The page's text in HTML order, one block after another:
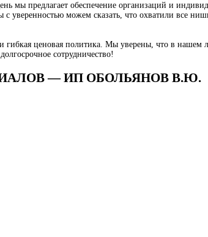
мы предлагает обеспечение организаций и
уверенностью можем сказать, что охватили все
гибкая ценовая политика. Мы уверены, что в
сотрудничество!
— ИП ОБОЛЬЯНОВ В.Ю.